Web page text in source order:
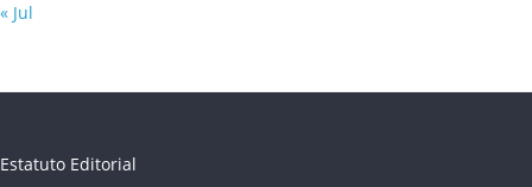
« Jul
Estatuto Editorial